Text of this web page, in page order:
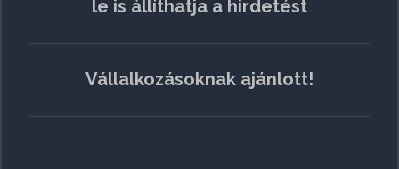
le is állíthatja a hirdetést
Vállalkozásoknak ajánlott!